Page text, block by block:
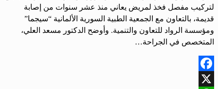
لتركيب مفصل فخذ لمريض يعاني منذ عشر سنوات من إصابة
قديمة، بالتعاون مع الجمعية الطبية السورية الألمانية “سيجما”
ومؤسسة الرواد للتعاون والتنمية. وأوضح الدكتور مسعد العلي،
المتخصص في الجراحة…
Facebook